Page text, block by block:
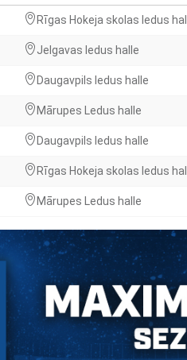
Rīgas Hokeja skolas ledus
Jelgavas ledus halle
Daugavpils ledus halle
Mārupes Ledus halle
Daugavpils ledus halle
Rīgas Hokeja skolas ledus
Mārupes Ledus halle